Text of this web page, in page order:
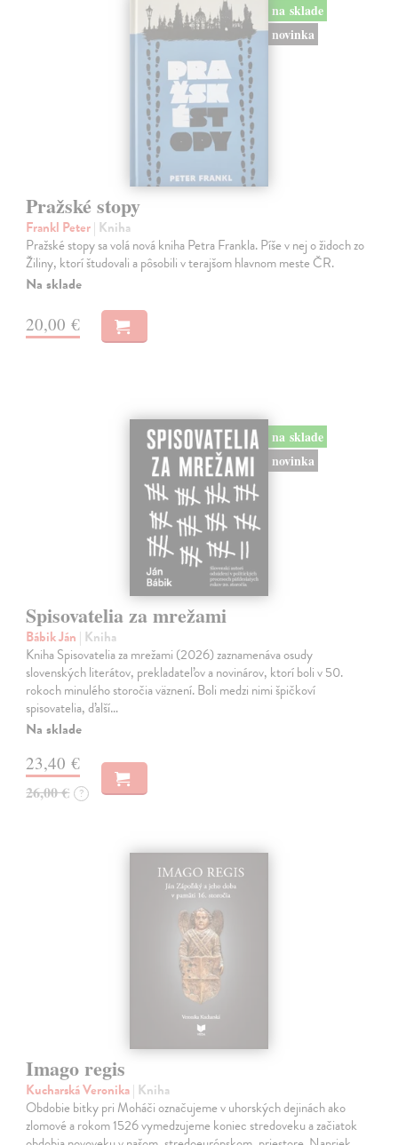
na sklade
novinka
Pražské stopy
Frankl Peter| Kniha
Pražské stopy sa volá nová kniha Petra Frankla. Píše v nej o židoch zo
Žiliny, ktorí študovali a pôsobili v terajšom hlavnom meste ČR.
Na sklade
20,00 €
na sklade
novinka
Spisovatelia za mrežami
Bábik Ján | Kniha
Kniha Spisovatelia za mrežami (2026) zaznamenáva osudy
slovenských literátov, prekladateľov a novinárov, ktorí boli v 50.
rokoch minulého storočia väznení. Boli medzi nimi špičkoví
spisovatelia, ďalší…
Na sklade
23,40 €
26,00 € ?
Imago regis
Kucharská Veronika| Kniha
Obdobie bitky pri Moháči označujeme v uhorských dejinách ako
zlomové a rokom 1526 vymedzujeme koniec stredoveku a začiatok